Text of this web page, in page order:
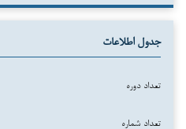
جدول اطلاعات
تعداد دوره
تعداد شماره